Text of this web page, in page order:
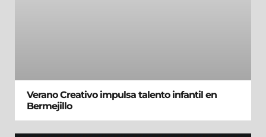
Verano Creativo impulsa talento infantil en
Bermejillo